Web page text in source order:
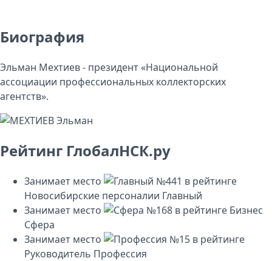
Биография
Эльман Мехтиев - президент «Национальной
ассоциации профессиональных коллекторских
агентств».
Рейтинг ГлобалНСК.ру
Занимает место №441 в рейтинге
Новосибирские персоналии Главный
Занимает место
№168 в рейтинге Бизнес
Сфера
Занимает место
№15 в рейтинге
Руководитель Профессия